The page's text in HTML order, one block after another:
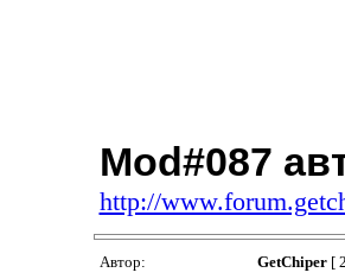
Mod#087
http://
Автор: GetChiper[